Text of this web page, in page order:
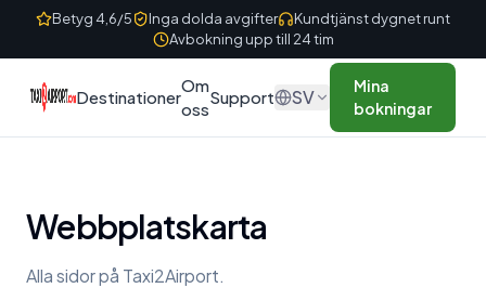
Skip to content
Betyg 4,6/5 Inga dolda avgifter
Kundtjänst dygnet runt
Avbokning upp till 24 tim
Destinationer
Om
oss
Support SV
Mina
bokningar
Webbplatskarta
Alla sidor på Taxi2Airport.